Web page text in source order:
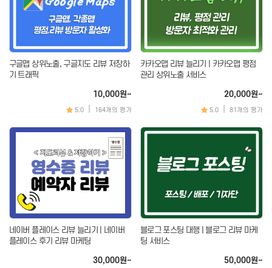
당근마켓
쇼핑라이브
무신사
에이블리
아이디어스
오픈마켓
연극/영화
4910
카카오헤어샵
화장품앱
숙박앱
성형 / 병원
검색최적화/SEO
트래픽
검색광고
지도(맵)리뷰
구글맵 상위노출, 구글지도 리뷰 저장하
기 트래픽
10,000원~
5.0 164개의 평가
카카오맵 리뷰 늘리기 | 카카오맵 평점
관리 상위노출 서비스
20,000원~
5.0 81개의 평가
네이버 플레이스 리뷰 늘리기 | 네이버
플레이스 후기 리뷰 마케팅
30,000원~
블로그 포스팅 대행 | 블로그 리뷰 마케
팅 서비스
50,000원~